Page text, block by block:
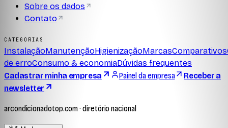
Sobre os dados
Contato
CATEGORIAS
InstalaçãoManutençãoHigienizaçãoMarcasComparativos
de erroConsumo & economiaDúvidas frequentes
Cadastrar minha empresa
Painel da empresa
Receber a
newsletter
arcondicionadotop.com · diretório nacional